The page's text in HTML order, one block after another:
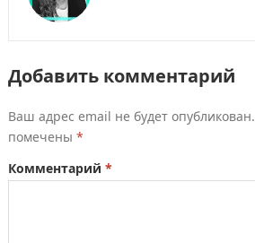
Добавить комментарий
Ваш адрес email не будет опубликован.
помечены *
Комментарий *